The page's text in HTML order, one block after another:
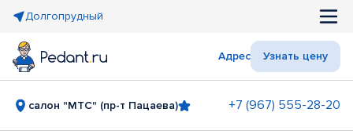
Долгопрудный
Адрес Узнать цену
салон "МТС" (пр-т Пацаева) +7 (967) 555-28-20